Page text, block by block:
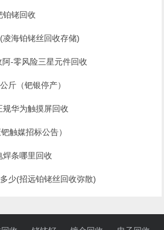
铂铑回收
海铂铑丝回收存储)
-零风险三星元件回收
斤（钯银停产）
规华为触摸屏回收
触媒招标公告）
焊条哪里回收
少(招远铂铑丝回收弥散)